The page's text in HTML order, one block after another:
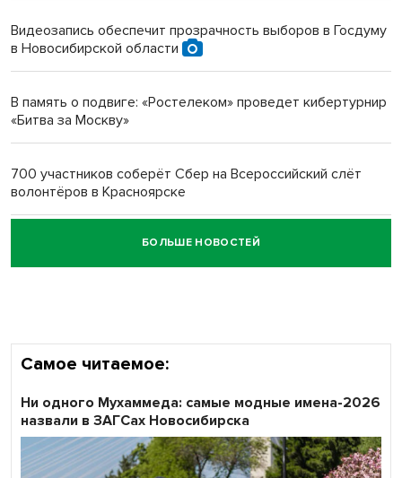
Новосибирский преподаватель с женой вошли в топ-16
Обновлённое отделение ВТБ открылось в Искитиме
Видеозапись обеспечит прозрачность выборов в Госдуму
в Новосибирской области
В память о подвиге: «Ростелеком» проведет кибертурнир
«Битва за Москву»
700 участников соберёт Сбер на Всероссийский слёт
волонтёров в Красноярске
Честный выбор: видеонаблюдение обеспечит
объективность результатов ЕДГ в Новосибирской
БОЛЬШЕ НОВОСТЕЙ
Самое читаемое:
Ни одного Мухаммеда: самые модные имена-2026
назвали в ЗАГСах Новосибирска